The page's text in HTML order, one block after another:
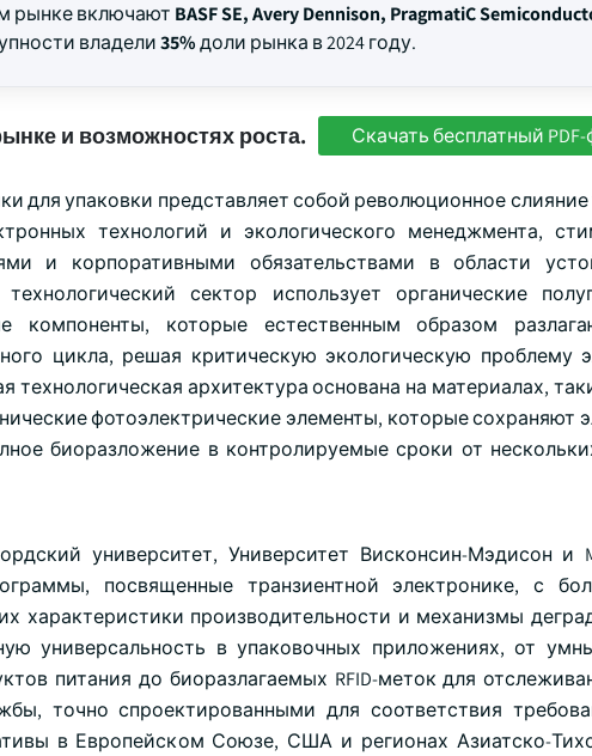
рынке включают BASF SE, Avery Dennison, PragmatiC
владели35%доли рынка в 2024 году.
и возможностях роста. Скачать бесплатный
для упаковки представляет собой революционное
технологий и экологического менеджмента,
и корпоративными обязательствами в области
сектор использует органические
компоненты, которые естественным образом
цикла, решая критическую экологическую проблему
архитектура основана на материалах,
фотоэлектрические элементы, которые сохраняют
биоразложение в контролируемые сроки от
университет, Университет Висконсин-Мэдисон и
посвященные транзиентной электронике, с
характеристики производительности и механизмы
универсальность в упаковочных приложениях, от
питания до биоразлагаемых RFID-меток для
точно спроектированными для соответствия
в Европейском Союзе, США и регионах Азиатско-